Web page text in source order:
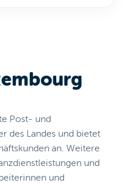
Post- und
des Landes und bietet
an. Weitere
und
und